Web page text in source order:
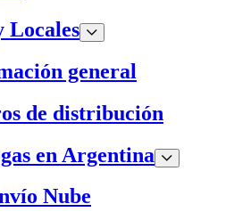
Locales
general
de distribución
en Argentina
Nube